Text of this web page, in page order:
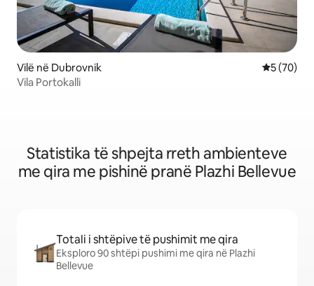
Vilë në Dubrovnik Vlerësimi
5 (70)
Vila Portokalli
Statistika të shpejta rreth ambienteve
me qira me pishinë pranë Plazhi Bellevue
Totali i shtëpive të pushimit me qira
Eksploro 90 shtëpi pushimi me qira në Plazhi
Bellevue